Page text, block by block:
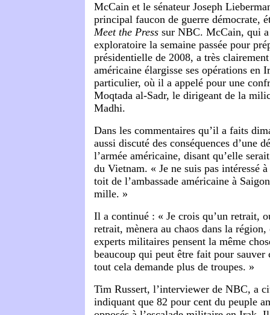
McCain et le sénateur Joseph
principal faucon de guerre démocrate,
Meet the Press sur NBC. McCain, qui
exploratoire la semaine passée pour
présidentielle de 2008, a très
américaine élargisse ses opérations en
particulier, où il a appelé pour une
Moqtada al-Sadr, le dirigeant de la
Madhi.
Dans les commentaires qu’il a faits
aussi discuté des conséquences d’une
l’armée américaine, disant qu’elle
du Vietnam. « Je ne suis pas intéressé
toit de l’ambassade américaine à
mille. »
Il a continué : « Je crois qu’un retrait,
retrait, mènera au chaos dans la
experts militaires pensent la même
beaucoup qui peut être fait pour sauver
tout cela demande plus de troupes. »
Tim Russert, l’interviewer de NBC, a
indiquant que 82 pour cent du peuple